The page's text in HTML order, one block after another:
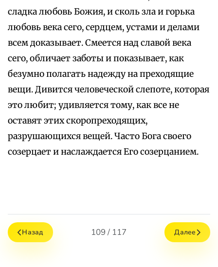
сладка любовь Божия, и сколь зла и горька
любовь века сего, сердцем, устами и делами
всем доказывает. Смеется над славой века
сего, обличает заботы и показывает, как
безумно полагать надежду на преходящие
вещи. Дивится человеческой слепоте, которая
это любит; удивляется тому, как все не
оставят этих скоропреходящих,
разрушающихся вещей. Часто Бога своего
созерцает и наслаждается Его созерцанием.
Назад 109 / 117 Далее